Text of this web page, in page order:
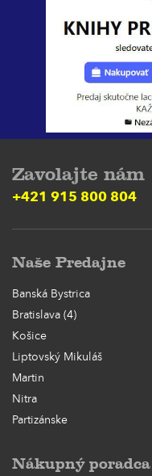
Zavolajte nám
+421 915 800 804
Naše Predajne
Banská Bystrica
Bratislava (4)
Košice
Liptovský Mikuláš
Martin
Nitra
Partizánske
Nákupný poradca